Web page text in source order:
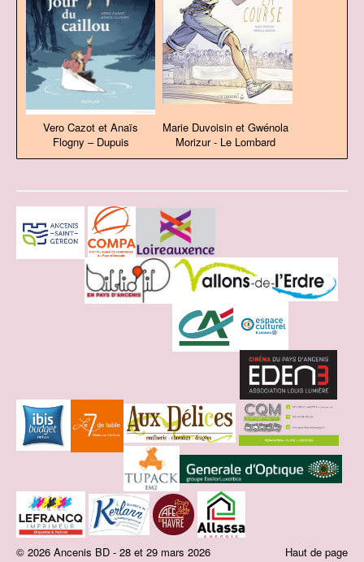
Vero Cazot et Anaïs
Flogny – Dupuis
Marie Duvoisin et Gwénola
Morizur - Le Lombard
Haut de page
© 2026 Ancenis BD - 28 et 29 mars 2026